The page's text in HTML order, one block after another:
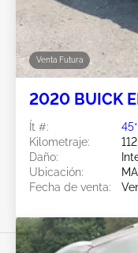
Venta Futura
2020 BUICK
Ít #:
Kilometraje:
Daño:
Ubicación:
Fecha de venta: